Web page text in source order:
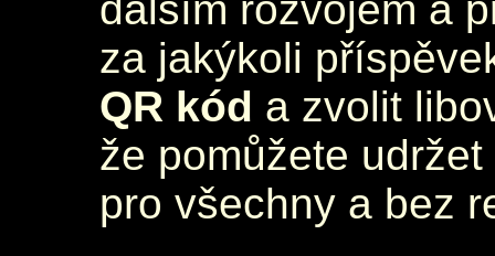
za jakýkoli
QR kód a zvolit
že pomůžete
pro všechny a bez